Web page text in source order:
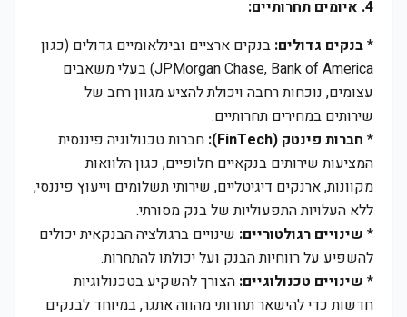
4. איומים תחרותיים:
*בנקים גדולים: בנקים ארציים ובינלאומיים גדולים (כגון
JPMorgan Chase, Bank of America) בעלי משאבים
עצומים, נוכחות רחבה ויכולת להציע מגוון רחב של
שירותים במחירים תחרותיים.
* חברות פינטק (FinTech):
חברות טכנולוגיה פיננסית
המציעות שירותים בנקאיים חלופיים, כגון הלוואות
מקוונות, ארנקים דיגיטליים, שירותי תשלומים וייעוץ פיננסי,
ללא העלויות התפעוליות של בנק מסורתי.
* שינויים רגולטוריים: שינויים ברגולציה הבנקאית יכולים
להשפיע על רווחיות הבנק ועל יכולתו להתחרות.
* שינויים טכנולוגיים: הצורך להשקיע בטכנולוגיות
חדשות כדי להישאר תחרותי מהווה אתגר, במיוחד לבנקים